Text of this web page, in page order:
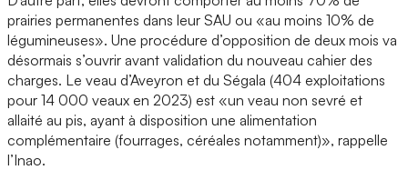
prairies permanentes dans leur SAU ou «au moins 10% de
légumineuses». Une procédure d’opposition de deux mois va
désormais s’ouvrir avant validation du nouveau cahier des
charges. Le veau d’Aveyron et du Ségala (404 exploitations
pour 14 000 veaux en 2023) est «un veau non sevré et
allaité au pis, ayant à disposition une alimentation
complémentaire (fourrages, céréales notamment)», rappelle
l’Inao.